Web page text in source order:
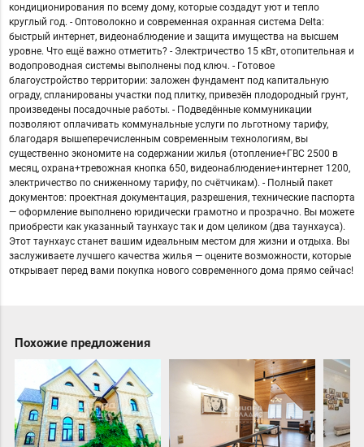
кондиционирования по всему дому, которые создадут уют и тепло
круглый год. - Оптоволокно и современная охранная система Delta:
быстрый интернет, видеонаблюдение и защита имущества на высшем
уровне. Что ещё важно отметить? - Электричество 15 кВт, отопительная и
водопроводная системы выполнены под ключ. - Готовое
благоустройство территории: заложен фундамент под капитальную
ограду, спланированы участки под плитку, привезён плодородный грунт,
произведены посадочные работы. - Подведённые коммуникации
позволяют оплачивать коммунальные услуги по льготному тарифу,
благодаря вышеперечисленным современным технологиям, вы
существенно экономите на содержании жилья (отопление+ГВС 2500 в
месяц, охрана+тревожная кнопка 650, видеонаблюдение+интернет 1200,
электричество по сниженному тарифу, по счётчикам). - Полный пакет
документов: проектная документация, разрешения, технические паспорта
— оформление выполнено юридически грамотно и прозрачно. Вы можете
приобрести как указанный таунхаус так и дом целиком (два таунхауса).
Этот таунхаус станет вашим идеальным местом для жизни и отдыха. Вы
заслуживаете лучшего качества жилья — оцените возможности, которые
открывает перед вами покупка нового современного дома прямо сейчас!
Похожие предложения